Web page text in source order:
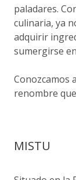
paladares.
culinaria, ya
adquirir
sumergirse
Conozcamos
renombre
MISTU